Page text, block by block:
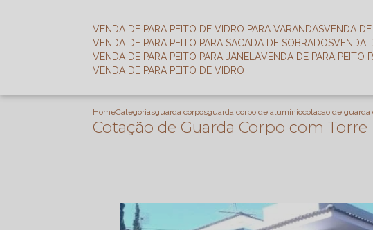
VENDA DE PARA PEITO DE VIDRO PARA VARANDAS
VENDA
VENDA DE PARA PEITO PARA SACADA DE SOBRADOS
VENDA DE PARA PEITO PARA JANELA
VENDA DE PARA PEITO
VENDA DE PARA PEITO DE VIDRO
HomeCategoriasguarda corposguarda corpo de aluminiocotacao de
Cotação de Guarda Corpo com